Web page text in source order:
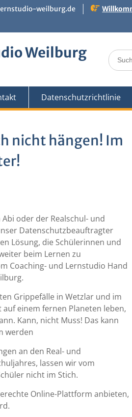
weilburg.de
Weilburg
Search
for:
Datenschutzrichtlinie
nicht hängen! Im
oder der Realschul- und
Datenschutzbeauftragter
Lösung, die Schülerinnen und
beim Lernen zu
Coaching- und Lernstudio Hand
Grippefälle in Wetzlar und im
einem fernen Planeten leben,
Kann, nicht Muss! Das kann
werden
an den Real- und
lassen wir vom
nicht im Stich.
Online-Plattform anbieten,